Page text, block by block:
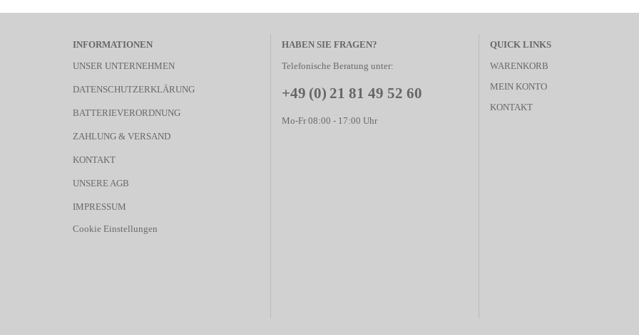
INFORMATIONEN
UNSER UNTERNEHMEN
DATENSCHUTZERKLÄRUNG
BATTERIEVERORDNUNG
ZAHLUNG & VERSAND
KONTAKT
UNSERE AGB
IMPRESSUM
Cookie Einstellungen
HABEN SIE FRAGEN?
Telefonische Beratung unter:
+49 (0) 21 81 49 52 60
Mo-Fr 08:00 - 17:00 Uhr
QUICK LINKS
WARENKORB
MEIN KONTO
KONTAKT